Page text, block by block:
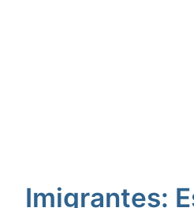
Imigrantes: